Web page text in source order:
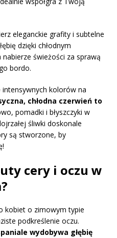
eleganckie grafity i subtelne
dzięki chłodnym
świeżości za sprawą
bordo.
kolorów na
chłodna czerwień to
pomadki i błyszczyki w
śliwki doskonale
są stworzone, by
cery i oczu w
kobiet o zimowym typie
podkreślenie oczu.
wydobywa głębię